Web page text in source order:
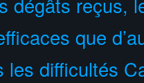
que
les difficultés